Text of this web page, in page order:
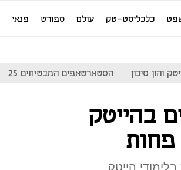
כלכליסט-טק עולם ספורט פנאי
והון סיכון הסטארטאפים המבטיחים 25
בהייטק
הייטק,